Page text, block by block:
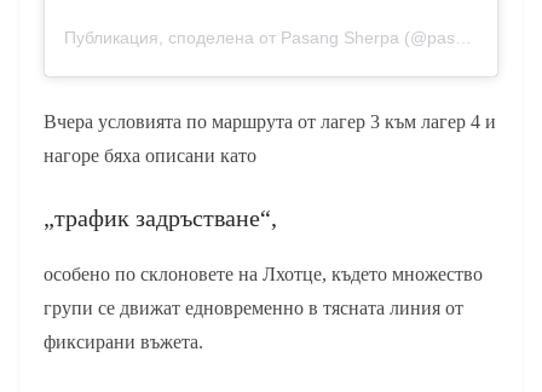
Публикация, споделена от Pasang Sherpa (@pasangngimashepra)
Вчера условията по маршрута от лагер 3 към лагер 4 и
нагоре бяха описани като
„трафик задръстване“,
особено по склоновете на Лхотце, където множество
групи се движат едновременно в тясната линия от
фиксирани въжета.